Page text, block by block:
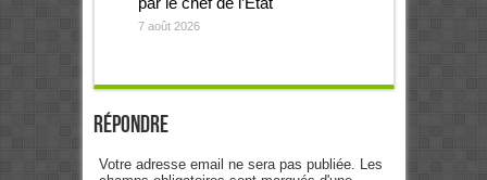
7 août 2026
Répondre
Votre adresse email ne sera pas publiée. Les